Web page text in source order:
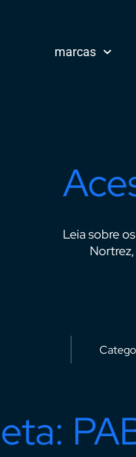
marcas
Leia sobre